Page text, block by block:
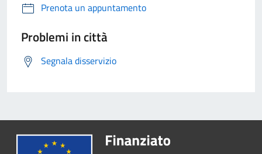
Prenota un appuntamento
Problemi in città
Segnala disservizio